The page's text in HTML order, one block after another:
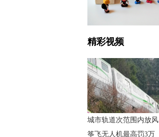
精彩视频
城市轨道次范围内放风
筝飞无人机最高罚3万